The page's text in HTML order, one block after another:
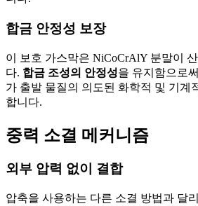
합금 안정성 보장
이 보호 가스막은 NiCoCrAlY 분말이
다. 합금 조성의 안정성을 유지함으로
가 출발 물질의 의도된 화학적 및 기계
합니다.
중력 소결 메커니즘
외부 압력 없이 결합
압축을 사용하는 다른 소결 방법과 달